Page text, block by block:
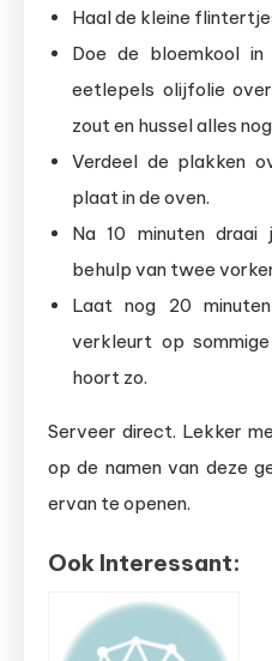
Haal de kleine
Doe de bloemkool
eetlepels olijfolie
zout en hussel alles
Verdeel de plakken
plaat in de oven.
Na 10 minuten
behulp van twee
Laat nog 20
verkleurt op
hoort zo.
Serveer direct. Lekker
op de namen van deze
ervan te openen.
Ook Interessant: